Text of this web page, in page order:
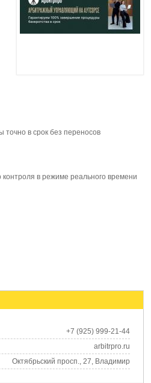
в срок без переносов
в режиме реального времени
+7 (925) 999-21-44
arbitrpro.ru
Октябрьский просп., 27, Владимир